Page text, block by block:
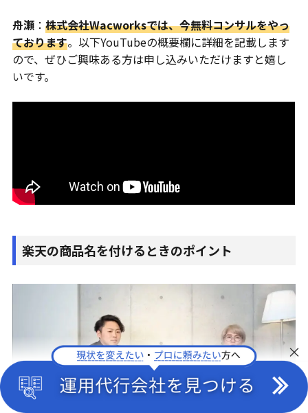
舟瀬 ：株式会社Wacworksでは、今無料コンサルをやっ
ております。以下YouTubeの概要欄に詳細を記載します
ので、ぜひご興味ある方は申し込みいただけますと嬉し
いです。
楽天の商品名を付けるときのポイント
×